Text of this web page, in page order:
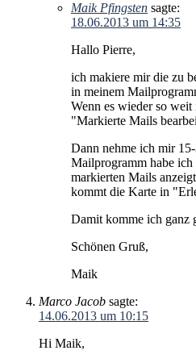
Maik Pfingsten sagte:
18.06.2013 um 14:35
Hallo Pierre,
ich makiere mir die zu
in meinem
Wenn es wieder so
"Markierte Mails
Dann nehme ich mir
Mailprogramm habe
markierten Mails
kommt die Karte in
Damit komme ich ganz
Schönen Gruß,
Maik
Marco Jacob sagte:
14.06.2013 um 10:15
Hi Maik,